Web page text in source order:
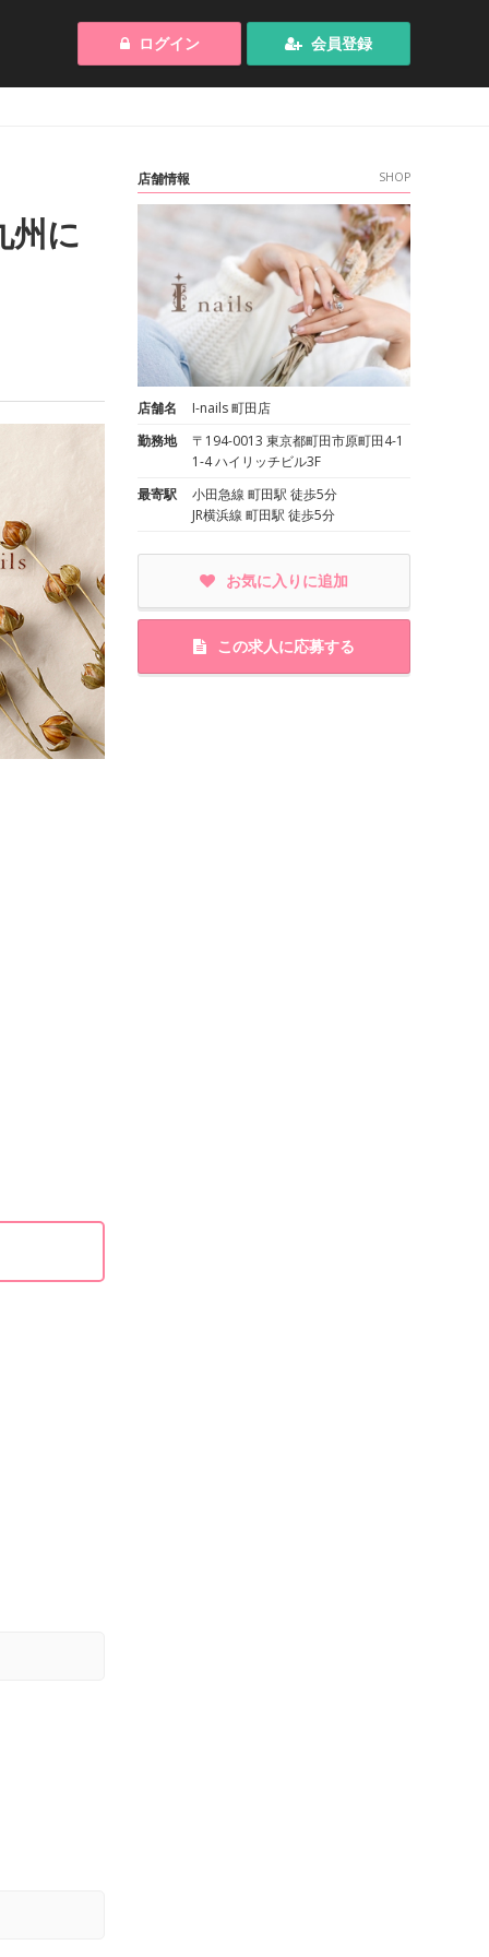
ログイン 会員登録
州に
店舗情報 SHOP
店舗名
I-nails 町田店
勤務地
〒194-0013 東京都町田市原町田4-1
1-4 ハイリッチビル3F
最寄駅
小田急線 町田駅 徒歩5分
JR横浜線 町田駅 徒歩5分
お気に入りに追加
この求人に応募する